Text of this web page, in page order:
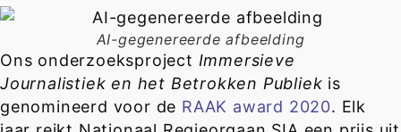
AI-gegenereerde afbeelding
Ons onderzoeksproject Immersieve
Journalistiek en het Betrokken Publiek is
genomineerd voor de RAAK award 2020. Elk